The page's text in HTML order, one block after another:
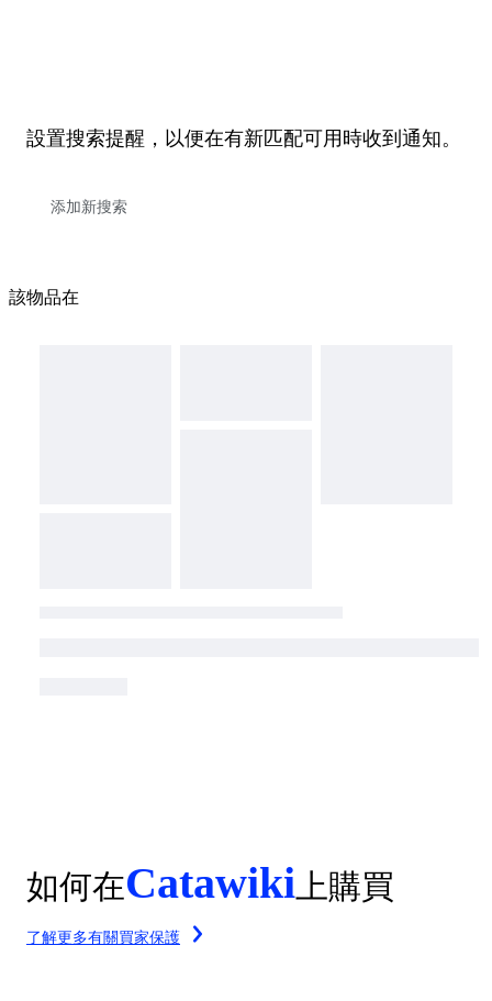
設置搜索提醒，以便在有新匹配可用時收到通知。
該物品在
如何在Catawiki 上購買
了解更多有關買家保護